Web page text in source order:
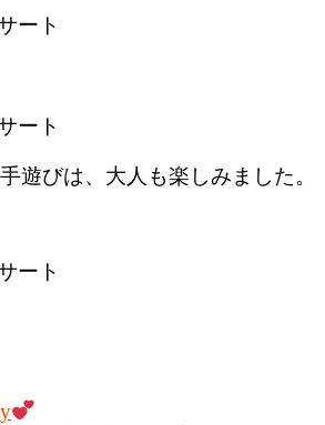
遊びは、大人も楽しみました。